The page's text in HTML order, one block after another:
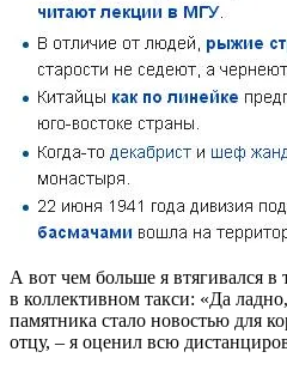
А вот чем больше я втягивался
в коллективном такси: «Да
памятника стало новостью для
отцу, – я оценил всю